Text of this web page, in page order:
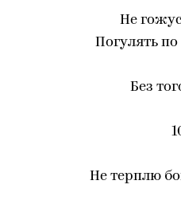
Не
Погулять по
Без
Не терплю